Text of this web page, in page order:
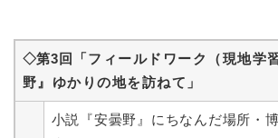
◇第3回
「フィールドワーク（現地学
野』ゆかりの地を訪ねて」
小説『安曇野』にちなんだ場所・